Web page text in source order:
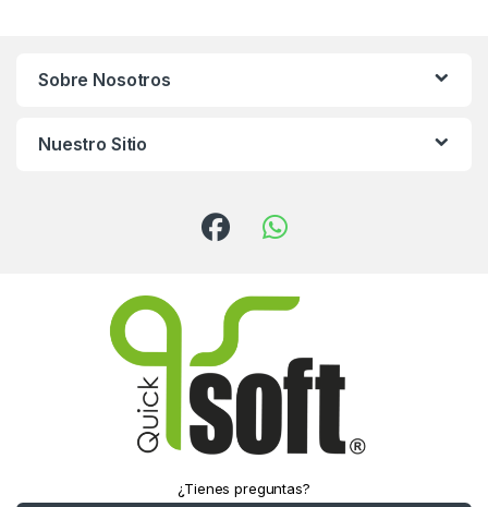
Sobre Nosotros
Nuestro Sitio
¿Tienes preguntas?